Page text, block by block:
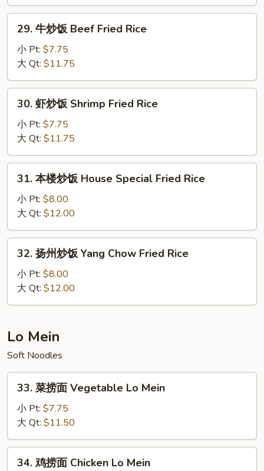
Roast
Pork
Fried
Rice
29.
Beef
Fried
Rice
29. 牛炒饭 Beef Fried Rice
小 Pt: $7.75
大 Qt: $11.75
30.
Shrimp
Fried
Rice
30. 虾炒饭 Shrimp Fried Rice
小 Pt: $7.75
大 Qt: $11.75
31.
饭
House
Special
Fried
Rice
31. 本楼炒饭 House Special Fried Rice
小 Pt: $8.00
大 Qt: $12.00
32.
饭
Chow
Fried
Rice
32. 扬州炒饭 Yang Chow Fried Rice
小 Pt: $8.00
大 Qt: $12.00
Lo Mein
Soft Noodles
33.
Vegetable
Lo
Mein
33. 菜捞面 Vegetable Lo Mein
小 Pt: $7.75
大 Qt: $11.50
34.
34. 鸡捞面 Chicken Lo Mein